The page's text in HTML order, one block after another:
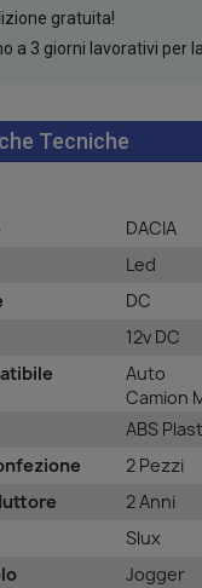
gratuita!
a 3 giorni lavorativi per
Tecniche
DACIA
Led
DC
12v DC
Auto
Camion
ABS
2 Pezzi
2 Anni
Slux
Jogger